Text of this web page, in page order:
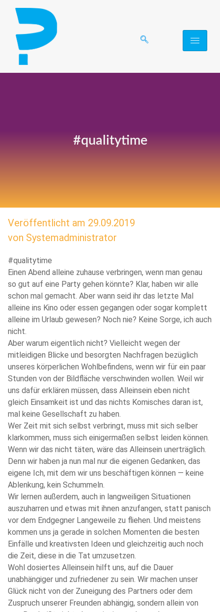
#qualitytime
Veröffentlicht am 29.09.2019
von Systemadministrator
#qualitytime
Einen Abend alleine zuhause verbringen, wenn man genau
so gut auf eine Party gehen könnte? Klar, haben wir alle
schon mal gemacht. Aber wann seid ihr das letzte Mal
alleine ins Kino oder essen gegangen oder sogar komplett
alleine im Urlaub gewesen? Noch nie? Keine Sorge, ich auch
nicht.
Aber warum eigentlich nicht? Vielleicht wegen der
mitleidigen Blicke und besorgten Nachfragen bezüglich
unseres körperlichen Wohlbefindens, wenn wir für ein paar
Stunden von der Bildfläche verschwinden wollen. Weil wir
uns dafür erklären müssen, dass Alleinsein eben nicht
gleich Einsamkeit ist und das nichts Komisches daran ist,
mal keine Gesellschaft zu haben.
Wer Zeit mit sich selbst verbringt, muss mit sich selber
klarkommen, muss sich einigermaßen selbst leiden können.
Wenn wir das nicht täten, wäre das Alleinsein unerträglich.
Denn wir haben ja nun mal nur die eigenen Gedanken, das
eigene Ich, mit dem wir uns beschäftigen können — keine
Ablenkung, kein Schummeln.
Wir lernen außerdem, auch in langweiligen Situationen
auszuharren und etwas mit ihnen anzufangen, statt panisch
vor dem Endgegner Langeweile zu fliehen. Und meistens
kommen uns ja gerade in solchen Momenten die besten
Einfälle und kreativsten Ideen und gleichzeitig auch noch
die Zeit, diese in die Tat umzusetzen.
Wohl dosiertes Alleinsein hilft uns, auf die Dauer
unabhängiger und zufriedener zu sein. Wir machen unser
Glück nicht von der Zuneigung des Partners oder dem
Zuspruch unserer Freunden abhängig, sondern allein von